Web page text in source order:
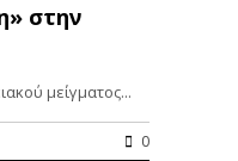
στην
μείγματος...
0